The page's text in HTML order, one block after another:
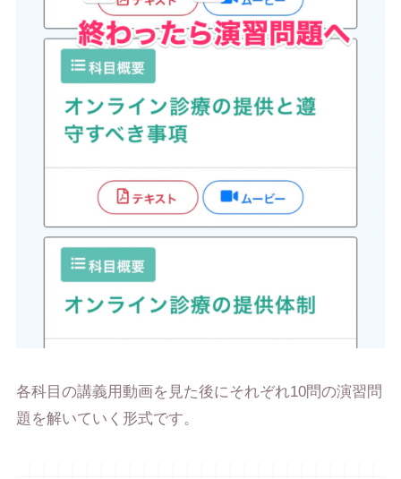
各科目の講義用動画を見た後にそれぞれ10問の演習問
題を解いていく形式です。